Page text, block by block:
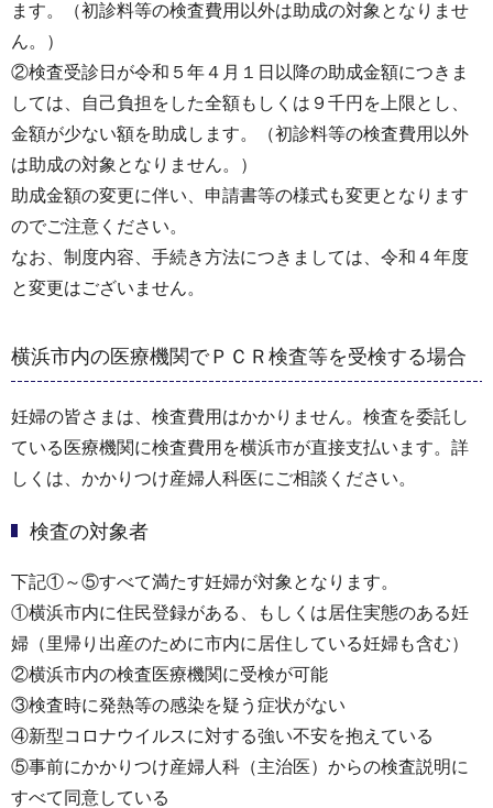
ます。（初診料等の検査費用以外は助成の対象となりませ
ん。）
②検査受診日が令和５年４月１日以降の助成金額につきま
しては、自己負担をした全額もしくは９千円を上限とし、
金額が少ない額を助成します。（初診料等の検査費用以外
は助成の対象となりません。）
助成金額の変更に伴い、申請書等の様式も変更となります
のでご注意ください。
なお、制度内容、手続き方法につきましては、令和４年度
と変更はございません。
横浜市内の医療機関でＰＣＲ検査等を受検する場合
妊婦の皆さまは、検査費用はかかりません。検査を委託し
ている医療機関に検査費用を横浜市が直接支払います。詳
しくは、かかりつけ産婦人科医にご相談ください。
検査の対象者
下記①～⑤すべて満たす妊婦が対象となります。
①横浜市内に住民登録がある、もしくは居住実態のある妊
婦（里帰り出産のために市内に居住している妊婦も含む）
②横浜市内の検査医療機関に受検が可能
③検査時に発熱等の感染を疑う症状がない
④新型コロナウイルスに対する強い不安を抱えている
⑤事前にかかりつけ産婦人科（主治医）からの検査説明に
すべて同意している